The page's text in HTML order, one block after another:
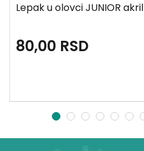
Lepak u olovci JUNIOR
80,00 RSD
1 2 3 4 5 6